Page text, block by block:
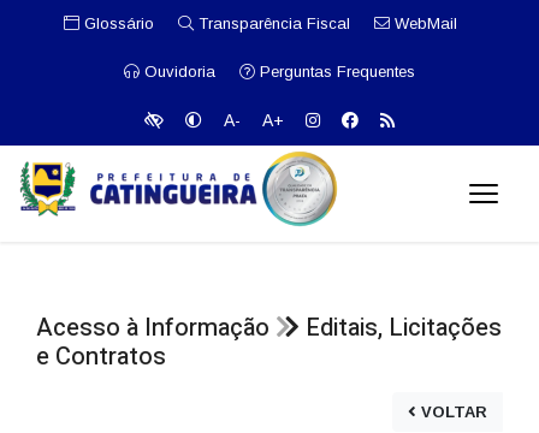
Glossário Transparência Fiscal WebMail
Ouvidoria Perguntas Frequentes
A- A+
Acesso à Informação
Editais, Licitações
e Contratos
VOLTAR